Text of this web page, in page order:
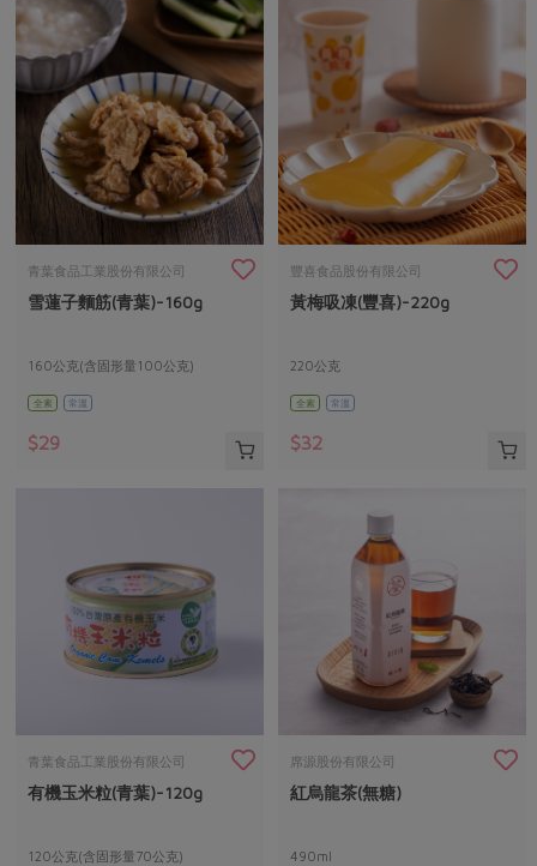
樂齡友善
活動報下載
青葉食品工業股份有限公司
雪蓮子麵筋(青葉)-160g
160公克(含固形量100公克)
全素 常溫
$29
豐喜食品股份有限公司
黃梅吸凍(豐喜)-220g
220公克
全素 常溫
$32
青葉食品工業股份有限公司
有機玉米粒(青葉)-120g
120公克(含固形量70公克)
席源股份有限公司
紅烏龍茶(無糖)
490ml